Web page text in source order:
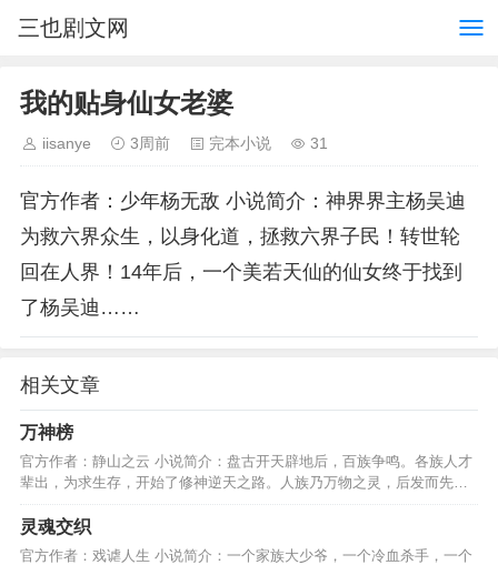
三也剧文网
我的贴身仙女老婆
iisanye 3周前 完本小说 31
官方作者：少年杨无敌 小说简介：神界界主杨吴迪
为救六界众生，以身化道，拯救六界子民！转世轮
回在人界！14年后，一个美若天仙的仙女终于找到
了杨吴迪……
相关文章
万神榜
官方作者：静山之云 小说简介：盘古开天辟地后，百族争鸣。各族人才
辈出，为求生存，开始了修神逆天之路。人族乃万物之灵，后发而先
至，在世间占一席之地。…
灵魂交织
官方作者：戏谑人生 小说简介：一个家族大少爷，一个冷血杀手，一个